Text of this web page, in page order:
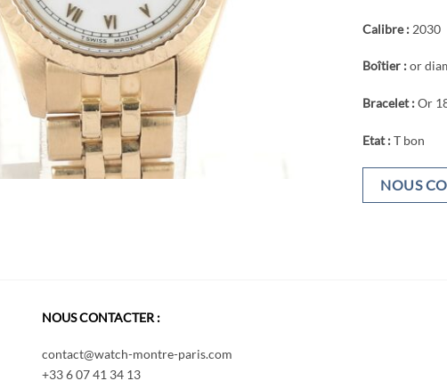
Calibre : 2030
Boîtier :or
Bracelet :Or
Etat :T bon
NOUS
NOUS CONTACTER :
contact@watch-montre-paris.com
+33 6 07 41 34 13